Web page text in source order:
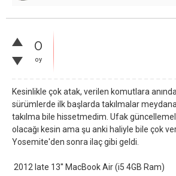
0
oy
Kesinlikle çok atak, verilen komutlara
sürümlerde ilk başlarda takılmalar
takılma bile hissetmedim. Ufak
olacağı kesin ama şu anki haliyle bile çok
Yosemite'den sonra ilaç gibi geldi.
2012 late 13'' MacBook Air (i5 4GB Ram)